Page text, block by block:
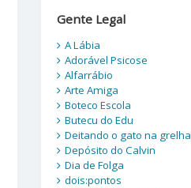
Gente Legal
A Lábia
Adorável Psicose
Alfarrábio
Arte Amiga
Boteco Escola
Butecu do Edu
Deitando o gato na grelha
Depósito do Calvin
Dia de Folga
dois:pontos